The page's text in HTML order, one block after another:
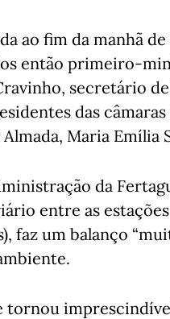
ao fim da manhã
então primeiro-
secretário
das câmaras
Maria Emília
da
entre as
faz um balanço
tornou